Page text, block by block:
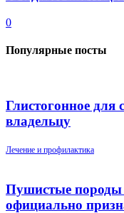
0
Популярные посты
Глистогонное для
владельцу
Лечение и профилактика
Пушистые породы
официально